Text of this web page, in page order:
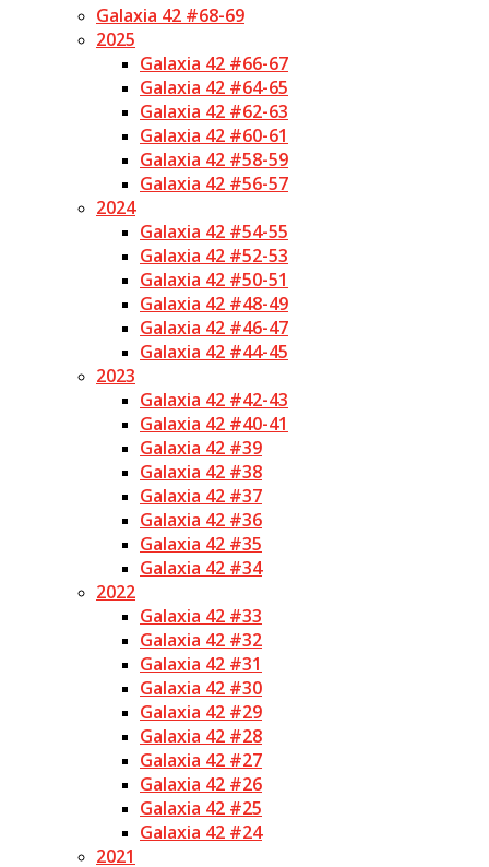
Galaxia 42 #68-69
2025
Galaxia 42 #66-67
Galaxia 42 #64-65
Galaxia 42 #62-63
Galaxia 42 #60-61
Galaxia 42 #58-59
Galaxia 42 #56-57
2024
Galaxia 42 #54-55
Galaxia 42 #52-53
Galaxia 42 #50-51
Galaxia 42 #48-49
Galaxia 42 #46-47
Galaxia 42 #44-45
2023
Galaxia 42 #42-43
Galaxia 42 #40-41
Galaxia 42 #39
Galaxia 42 #38
Galaxia 42 #37
Galaxia 42 #36
Galaxia 42 #35
Galaxia 42 #34
2022
Galaxia 42 #33
Galaxia 42 #32
Galaxia 42 #31
Galaxia 42 #30
Galaxia 42 #29
Galaxia 42 #28
Galaxia 42 #27
Galaxia 42 #26
Galaxia 42 #25
Galaxia 42 #24
2021